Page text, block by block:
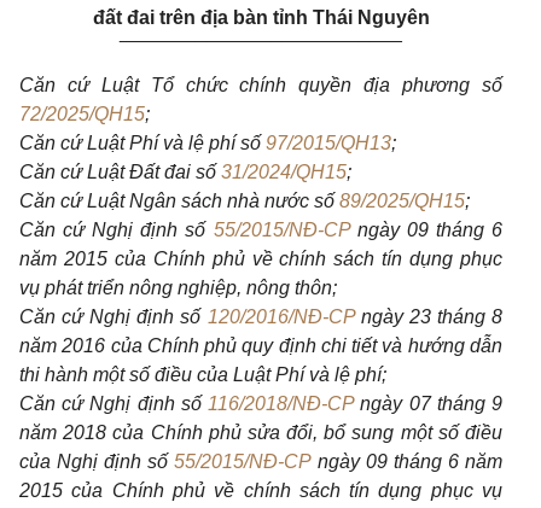
đất đai trên địa bàn tỉnh Thái Nguyên
__________________________
Căn cứ Luật Tổ chức chính quyền địa phương số
72/2025/QH15;
Căn cứ Luật Phí và lệ phí số 97/2015/QH13;
Căn cứ Luật Đất đai số 31/2024/QH15;
Căn cứ Luật Ngân sách nhà nước số 89/2025/QH15;
Căn cứ Nghị định số 55/2015/NĐ-CPngày 09 tháng 6
năm 2015 của Chính phủ về chính sách tín dụng phục
vụ phát triển nông nghiệp, nông thôn;
Căn cứ Nghị định số 120/2016/NĐ-CPngày 23 tháng 8
năm 2016 của Chính phủ quy định chi tiết và hướng dẫn
thi hành một số điều của Luật Phí và lệ phí;
Căn cứ Nghị định số 116/2018/NĐ-CPngày 07 tháng 9
năm 2018 của Chính phủ sửa đổi, bổ sung một số điều
của Nghị định số55/2015/NĐ-CPngày 09 tháng 6 năm
2015 của Chính phủ về chính sách tín dụng phục vụ